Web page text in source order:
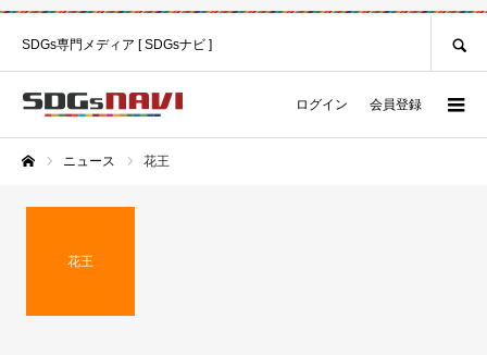
SDGs専門メディア [ SDGsナビ ]
ログイン 会員登録
ニュース 花王
花王